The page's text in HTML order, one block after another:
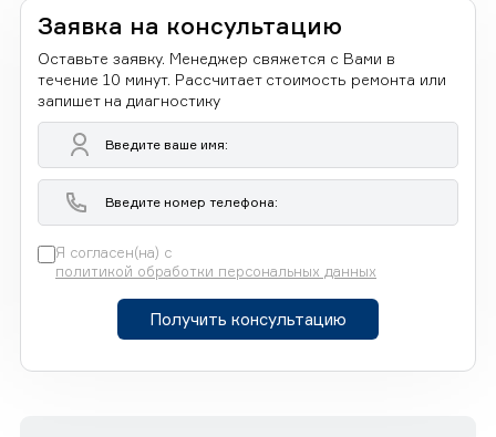
Заявка на консультацию
Оставьте заявку. Менеджер свяжется с Вами в
течение 10 минут. Рассчитает стоимость ремонта или
запишет на диагностику
Я согласен(на) с
политикой обработки персональных данных
Получить консультацию